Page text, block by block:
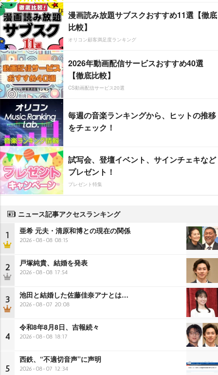
漫画読み放題サブスクおすすめ11選【徹底
比較】
オリコン顧客満足度ランキング
2026年動画配信サービスおすすめ40選
【徹底比較】
CS動画配信サービス20選
毎週の音楽ランキングから、ヒットの推移
をチェック！
試写会、登壇イベント、サインチェキなど
プレゼント！
プレゼント特集
ニュース記事アクセスランキング
1 亜希 元夫・清原和博との現在の関係
2026-08-08 08:15
2 戸塚純貴、結婚を発表
2026-08-08 17:54
3 池田と結婚した佐藤佳奈アナとは…
2026-08-07 20:08
4
令和8年8月8日、吉報続々
2026-08-08 18:17
5
西鉄、“不適切音声”に声明
2026-08-07 12:34